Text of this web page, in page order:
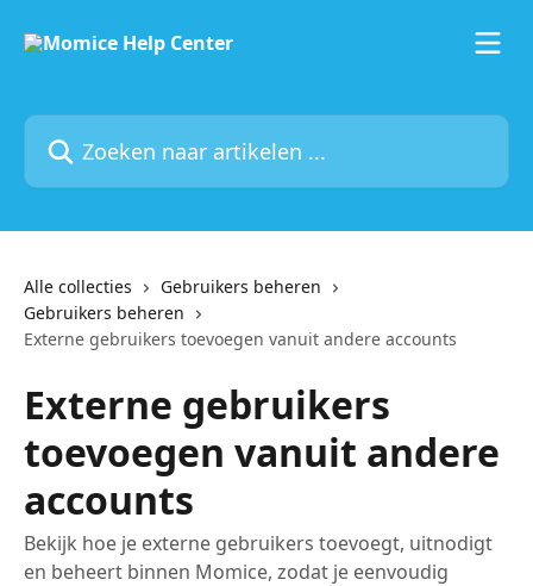
Zoeken naar artikelen ...
Alle collecties
Gebruikers beheren
Gebruikers beheren
Externe gebruikers toevoegen vanuit andere accounts
Externe gebruikers
toevoegen vanuit andere
accounts
Bekijk hoe je externe gebruikers toevoegt, uitnodigt
en beheert binnen Momice, zodat je eenvoudig